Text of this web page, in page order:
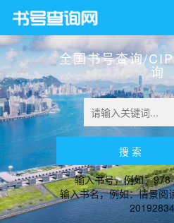
全国书号查询/
询
输入书号，例如：
输入书名，例如：情景阅